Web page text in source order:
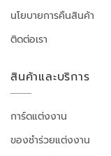
นโยบายการคืนสินค้า
ติดต่อเรา
สินค้าและบริการ
การ์ดแต่งงาน
ของชำร่วยแต่งงาน